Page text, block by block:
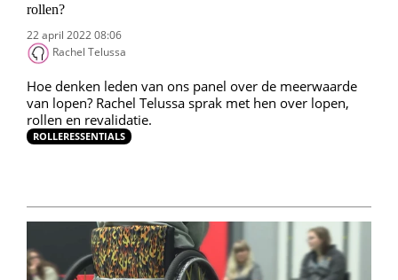
rollen?
22 april 2022 08:06
Rachel Telussa
Hoe denken leden van ons panel over de meerwaarde
van lopen? Rachel Telussa sprak met hen over lopen,
rollen en revalidatie.
ROLLERESSENTIALS